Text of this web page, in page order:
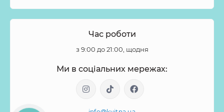
Час роботи
з 9:00 до 21:00, щодня
Ми в соціальних мережах: